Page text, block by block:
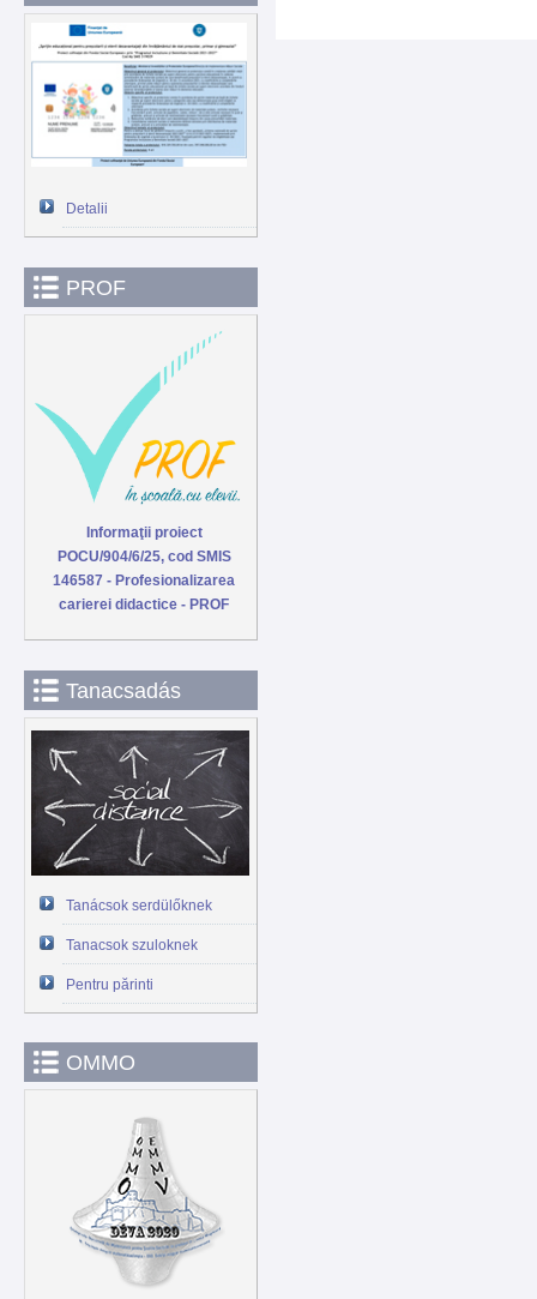
Detalii
PROF
Informaţii proiect
POCU/904/6/25, cod SMIS
146587 - Profesionalizarea
carierei didactice - PROF
Tanacsadás
Tanácsok serdülőknek
Tanacsok szuloknek
Pentru părinti
OMMO